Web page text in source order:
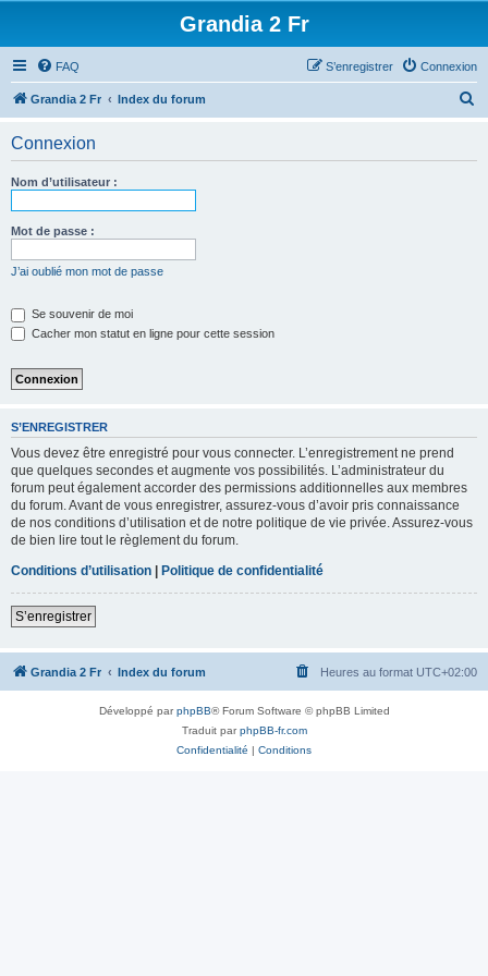
Grandia 2 Fr
FAQ Connexion
S’enregistrer
Grandia 2 Fr Index du forum
Connexion
Nom d’utilisateur :
Mot de passe :
J’ai oublié mon mot de passe
Se souvenir de moi
Cacher mon statut en ligne pour cette session
S’ENREGISTRER
Vous devez être enregistré pour vous connecter. L’enregistrement ne prend
que quelques secondes et augmente vos possibilités. L’administrateur du
forum peut également accorder des permissions additionnelles aux membres
du forum. Avant de vous enregistrer, assurez-vous d’avoir pris connaissance
de nos conditions d’utilisation et de notre politique de vie privée. Assurez-vous
de bien lire tout le règlement du forum.
Conditions d’utilisation | Politique de confidentialité
S’enregistrer
Grandia 2 Fr Index du forum Heures au format UTC+02:00
Développé parphpBB® Forum Software © phpBB Limited
Traduit parphpBB-fr.com
Confidentialité | Conditions